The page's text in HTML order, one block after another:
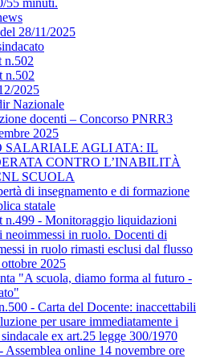
55 minuti.
28/11/2025
n.502
n.502
2025
Nazionale
docenti – Concorso PNRR3
2025
SALARIALE AGLI ATA: IL
CONTRO L’INABILITÀ
SCUOLA
di insegnamento e di formazione
statale
n.499 - Monitoraggio liquidazioni
in ruolo. Docenti di
in ruolo rimasti esclusi dal flusso
2025
"A scuola, diamo forma al futuro -
- Carta del Docente: inaccettabili
per usare immediatamente i
ex art.25 legge 300/1970
online 14 novembre ore